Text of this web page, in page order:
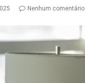
Nenhum comentário